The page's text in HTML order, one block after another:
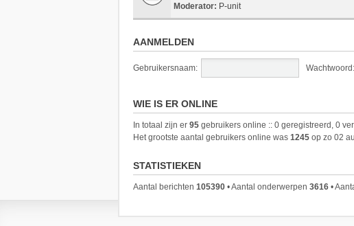
Moderator: P-unit
AANMELDEN
Gebruikersnaam: Wachtwoord:
WIE IS ER ONLINE
In totaal zijn er 95 gebruikers online :: 0 geregistreerd, 0
Het grootste aantal gebruikers online was 1245 op zo 02
STATISTIEKEN
Aantal berichten 105390 • Aantal onderwerpen 3616 •